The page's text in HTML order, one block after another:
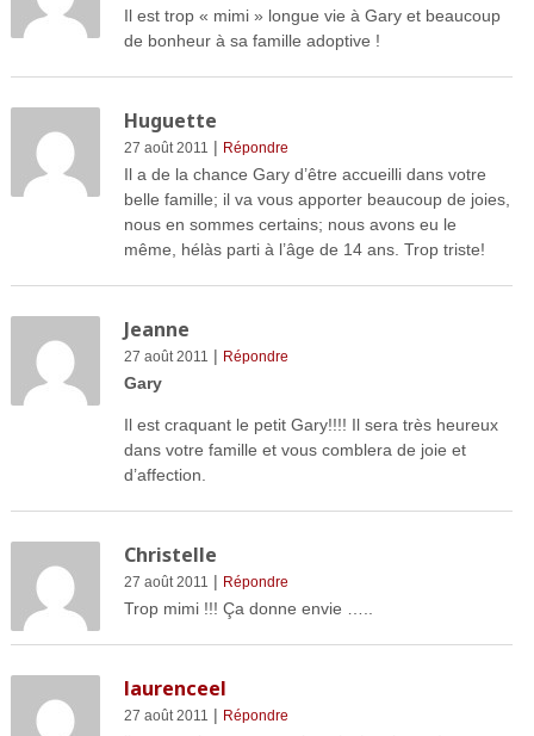
Il est trop « mimi » longue vie à Gary et beaucoup
de bonheur à sa famille adoptive !
Huguette
27 août 2011 | Répondre
Il a de la chance Gary d’être accueilli dans votre
belle famille; il va vous apporter beaucoup de joies,
nous en sommes certains; nous avons eu le
même, hélàs parti à l’âge de 14 ans. Trop triste!
Jeanne
27 août 2011 | Répondre
Gary
Il est craquant le petit Gary!!!! Il sera très heureux
dans votre famille et vous comblera de joie et
d’affection.
Christelle
27 août 2011 | Répondre
Trop mimi !!! Ça donne envie …..
laurenceel
27 août 2011 | Répondre